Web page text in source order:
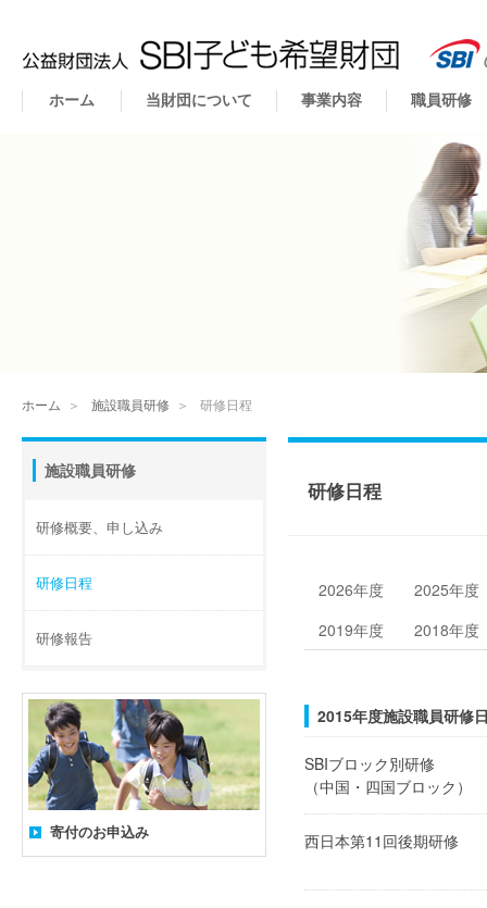
ホーム 当財団について 事業内容 職員研修
ホーム ＞ 施設職員研修 ＞ 研修日程
施設職員研修
研修概要、申し込み
研修日程
研修報告
寄付のお申込み
研修日程
2026年度
2025年度
2019年度
2018年度
2015年度施設職員研修
SBIブロック別研修
（中国・四国ブロック）
西日本第11回後期研修